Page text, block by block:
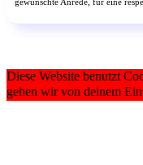
Diese Website benutzt
gehen wir von deinem